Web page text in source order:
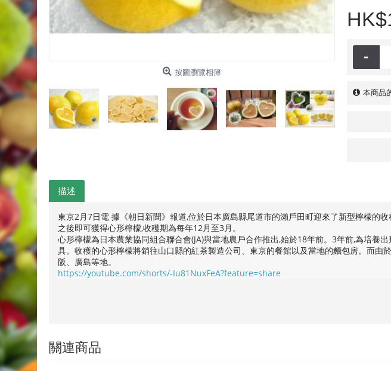
按圖瀏覽相簿
-
本商品
描述
東京2月7日電 據《朝日新聞》報道,位於日本廣島縣尾道市的瀨戶田町迎來了新型檸檬的
之後即可獲得心形檸檬,收穫期為每年12月至3月。
心形檸檬為日本農業協同組合聯合會(JA)與當地農戶合作推出,始於18年前。3年前,為培養
具。收穫的心形檸檬將銷往山口縣的紅茶製造公司、東京的餐館以及當地的麵包房。而由
阪、廣島等地。
https://youtube.com/shorts/-Iu81NuxFeA?feature=share
關連商品